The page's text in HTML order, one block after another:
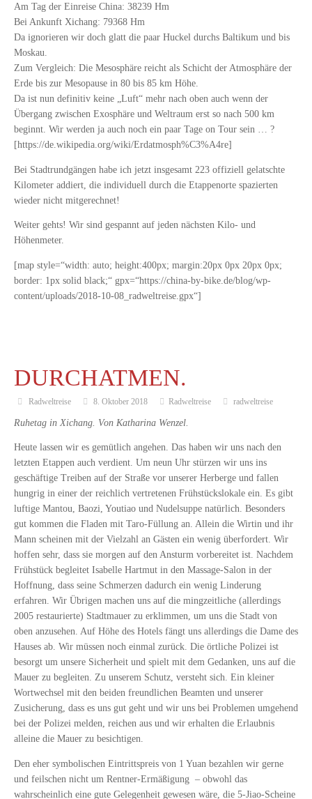
Am Tag der Einreise China: 38239 Hm
Bei Ankunft Xichang: 79368 Hm
Da ignorieren wir doch glatt die paar Huckel durchs Baltikum und bis
Moskau.
Zum Vergleich: Die Mesosphäre reicht als Schicht der Atmosphäre der
Erde bis zur Mesopause in 80 bis 85 km Höhe.
Da ist nun definitiv keine „Luft“ mehr nach oben auch wenn der
Übergang zwischen Exosphäre und Weltraum erst so nach 500 km
beginnt. Wir werden ja auch noch ein paar Tage on Tour sein … ?
[https://de.wikipedia.org/wiki/Erdatmosph%C3%A4re]
Bei Stadtrundgängen habe ich jetzt insgesamt 223 offiziell gelatschte
Kilometer addiert, die individuell durch die Etappenorte spazierten
wieder nicht mitgerechnet!
Weiter gehts! Wir sind gespannt auf jeden nächsten Kilo- und
Höhenmeter.
[map style=“width: auto; height:400px; margin:20px 0px 20px 0px;
border: 1px solid black;“ gpx=“https://china-by-bike.de/blog/wp-
content/uploads/2018-10-08_radweltreise.gpx“]
DURCHATMEN.
Radweltreise 8. Oktober 2018 Radweltreise radweltreise
Ruhetag in Xichang. Von Katharina Wenzel.
Heute lassen wir es gemütlich angehen. Das haben wir uns nach den
letzten Etappen auch verdient. Um neun Uhr stürzen wir uns ins
geschäftige Treiben auf der Straße vor unserer Herberge und fallen
hungrig in einer der reichlich vertretenen Frühstückslokale ein. Es gibt
luftige Mantou, Baozi, Youtiao und Nudelsuppe natürlich. Besonders
gut kommen die Fladen mit Taro-Füllung an. Allein die Wirtin und ihr
Mann scheinen mit der Vielzahl an Gästen ein wenig überfordert. Wir
hoffen sehr, dass sie morgen auf den Ansturm vorbereitet ist. Nachdem
Frühstück begleitet Isabelle Hartmut in den Massage-Salon in der
Hoffnung, dass seine Schmerzen dadurch ein wenig Linderung
erfahren. Wir Übrigen machen uns auf die mingzeitliche (allerdings
2005 restaurierte) Stadtmauer zu erklimmen, um uns die Stadt von
oben anzusehen. Auf Höhe des Hotels fängt uns allerdings die Dame des
Hauses ab. Wir müssen noch einmal zurück. Die örtliche Polizei ist
besorgt um unsere Sicherheit und spielt mit dem Gedanken, uns auf die
Mauer zu begleiten. Zu unserem Schutz, versteht sich. Ein kleiner
Wortwechsel mit den beiden freundlichen Beamten und unserer
Zusicherung, dass es uns gut geht und wir uns bei Problemen umgehend
bei der Polizei melden, reichen aus und wir erhalten die Erlaubnis
alleine die Mauer zu besichtigen.
Den eher symbolischen Eintrittspreis von 1 Yuan bezahlen wir gerne
und feilschen nicht um Rentner-Ermäßigung – obwohl das
wahrscheinlich eine gute Gelegenheit gewesen wäre, die 5-Jiao-Scheine